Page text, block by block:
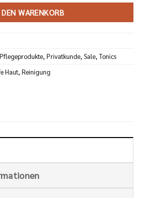
WARENKORB
Pflegeprodukte, Privatkunde, Sale, Tonics
Haut, Reinigung